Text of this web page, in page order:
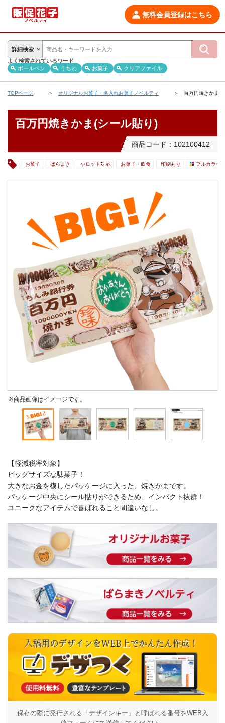
無料会員登録はこちら
詳細検索
よく検索されているワード
ボールペン
うちわ お菓子 クリアファイル
TOPページ オリジナルお菓子・名入れお菓子ノベルティ 百万円焼きかま(
百万円焼きかま(シール貼り)
商品コード：102100412
お菓子 ばらまき 小ロット対応 お菓子・飲食 印刷あり フルカラー
※商品画像はイメージです。
【軽減税率対象】
ビッグサイズな駄菓子！
大きなお金を模したパッケージに入った、焼きかまです。
パッケージ中央にシール貼りができるため、インパクト抜群！
ユニークなアイテムで喜ばれること間違いなし。
保存の際に発行される「デザインキー」と呼ばれる番号をWEB入